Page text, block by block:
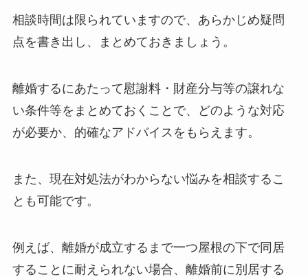
相談時間は限られていますので、あらかじめ疑問
点を書き出し、まとめておきましょう。
離婚するにあたって慰謝料・財産分与等の譲れな
い条件等をまとめておくことで、どのような対応
が必要か、的確なアドバイスをもらえます。
また、現在対処法がわからない悩みを相談するこ
とも可能です。
例えば、離婚が成立するまで一つ屋根の下で同居
することに耐えられない場合、離婚前に別居する